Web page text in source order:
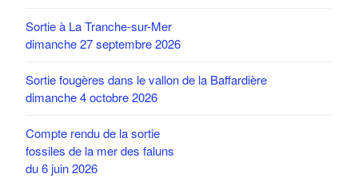
Sortie à La Tranche-sur-Mer
dimanche 27 septembre 2026
Sortie fougères dans le vallon de la Baffardière
dimanche 4 octobre 2026
Compte rendu de la sortie
fossiles de la mer des faluns
du 6 juin 2026